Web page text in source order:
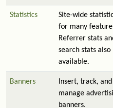
Statistics
Site-wide
for many
Referrer stats
search stats also
available.
Banners
Insert, track, and
manage
banners.